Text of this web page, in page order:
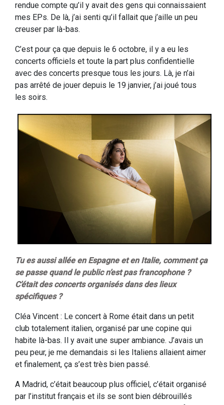
rendue compte qu’il y avait des gens qui connaissaient
mes EPs. De là, j’ai senti qu’il fallait que j’aille un peu
creuser par là-bas.
C’est pour ça que depuis le 6 octobre, il y a eu les
concerts officiels et toute la part plus confidentielle
avec des concerts presque tous les jours. Là, je n’ai
pas arrêté de jouer depuis le 19 janvier, j’ai joué tous
les soirs.
Tu es aussi allée en Espagne et en Italie, comment ça
se passe quand le public n’est pas francophone ?
C’était des concerts organisés dans des lieux
spécifiques ?
Cléa Vincent : Le concert à Rome était dans un petit
club totalement italien, organisé par une copine qui
habite là-bas. Il y avait une super ambiance. J’avais un
peu peur, je me demandais si les Italiens allaient aimer
et finalement, ça s’est très bien passé.
A Madrid, c’était beaucoup plus officiel, c’était organisé
par l’institut français et ils se sont bien débrouillés